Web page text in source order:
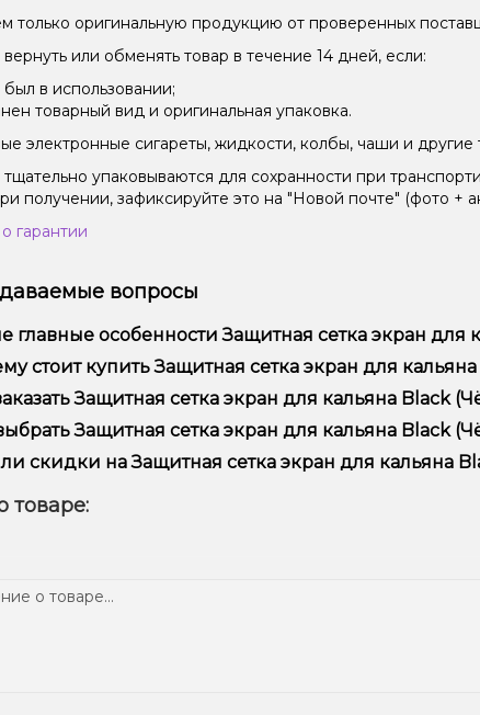
только оригинальную продукцию от проверенных
или обменять товар в течение 14 дней, если:
в использовании;
товарный вид и оригинальная упаковка.
электронные сигареты, жидкости, колбы, чаши и другие
тщательно упаковываются для сохранности при
получении, зафиксируйте это на "Новой почте" (фото +
гарантии
вопросы
главные особенности Защитная сетка экран для
сетка экран для кальяна Black (Чёрный) отличается
стоит купить Защитная сетка экран для
только оригинальную продукцию, широкий
того, у нас регулярные акции и скидки для клиентов!
Защитная сетка экран для кальяна Black
заказ можно в несколько кликов:
Добавьте Защитная сетка экран для кальяна Black (Чёрный)
Выберите удобный способ оплаты и доставки.
Защитная сетка экран для кальяна Black
зависит от ваших предпочтений – например, если это
– мощность и вкус. Наши менеджеры помогут подобрать
ли скидки на Защитная сетка экран для кальяна
телеграмм-канале, чтобы не упустить выгодные
товаре: